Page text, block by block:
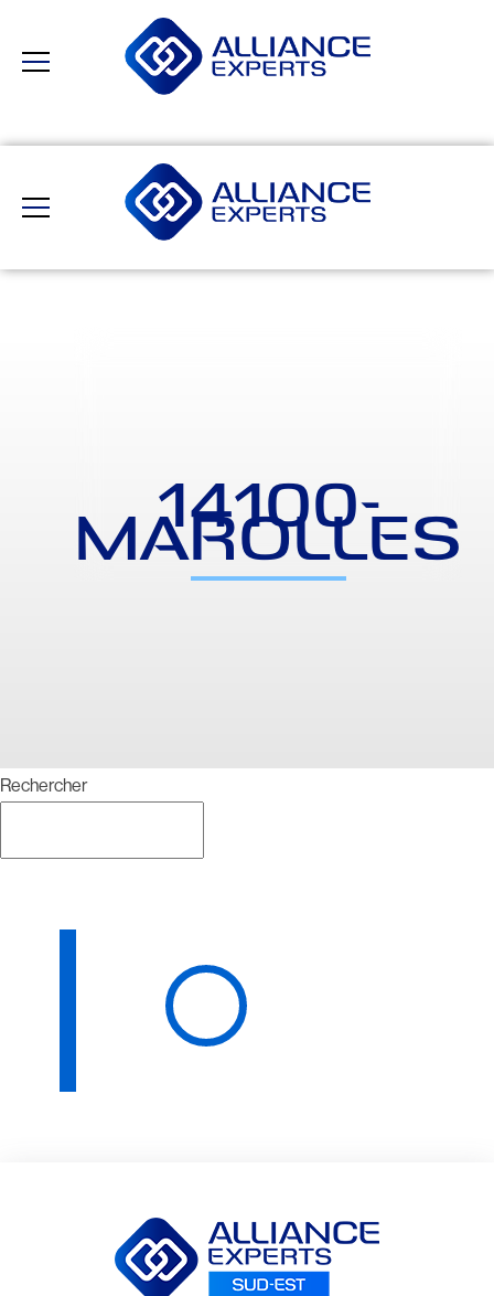
14100-
MAROLLES
Rechercher